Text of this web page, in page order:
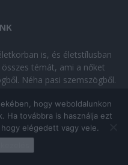
is, és életstílusban
témát, ami a nőket
Néha pasi szemszögből.
vágysz!
ADATKEZELÉSI TÁJÉKOZTATÓ
hogy weboldalunkon
Ha továbbra is használja ezt
elégedett vagy vele.